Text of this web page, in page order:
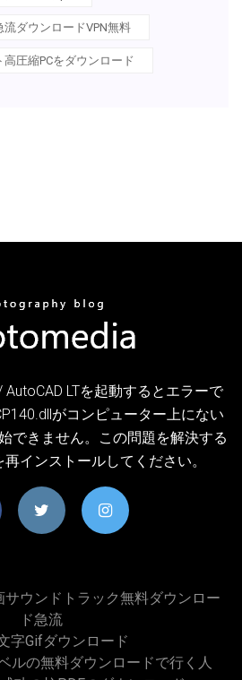
ダウンロードVPN無料
高圧縮PCをダウンロード
AutoCAD LTを起動するとエラーで
がコンピューター上にない
できません。この問題を解決する
インストールしてください。
ウンドトラック無料ダウンロー
ド急流
字gifダウンロード
ルの無料ダウンロードで行く人